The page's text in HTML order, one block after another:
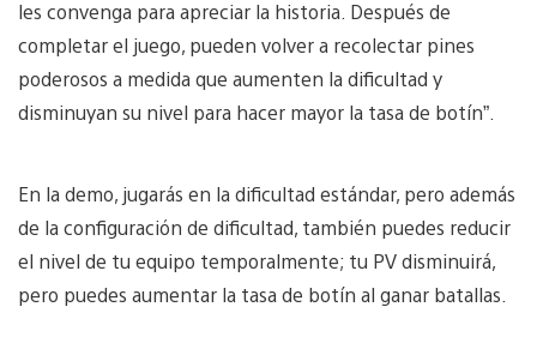
les convenga para apreciar la historia. Después de
completar el juego, pueden volver a recolectar pines
poderosos a medida que aumenten la dificultad y
disminuyan su nivel para hacer mayor la tasa de botín”.
En la demo, jugarás en la dificultad estándar, pero además
de la configuración de dificultad, también puedes reducir
el nivel de tu equipo temporalmente; tu PV disminuirá,
pero puedes aumentar la tasa de botín al ganar batallas.